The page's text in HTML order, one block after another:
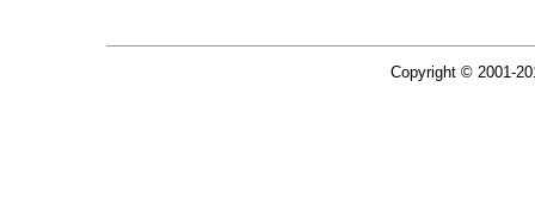
Copyright © 2001-